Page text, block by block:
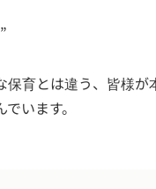
育とは違う、皆様が
います。